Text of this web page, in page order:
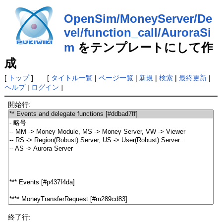
OpenSim/MoneyServer/De
vel/function_call/AuroraSi
m をテンプレートにして作
成
[ トップ] [ タイトル一覧| ページ一覧| 新規 | 検索| 最終更新|
ヘルプ| ログイン ]
開始行:
終了行: